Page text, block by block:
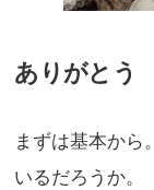
ありがとう
まずは基本から
いるだろうか。